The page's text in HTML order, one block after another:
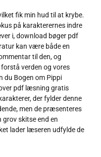
fik min hud til at krybe.
på karakterernes indre
i, download bøger pdf
kan være både en
til den, og
verden og vores
du Bogen om Pippi
pdf læsning gratis
der fylder denne
men de præsenteres
grov skitse end en
lader læseren udfylde de